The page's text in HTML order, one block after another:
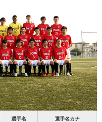
選手名 選手名カナ